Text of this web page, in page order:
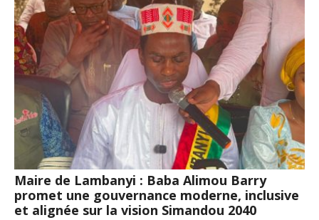
Maire de Lambanyi : Baba Alimou Barry
promet une gouvernance moderne, inclusive
et alignée sur la vision Simandou 2040